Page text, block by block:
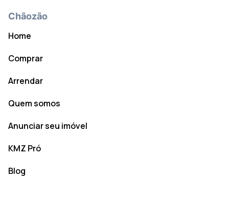
Chãozão
Home
Comprar
Arrendar
Quem somos
Anunciar seu imóvel
KMZ Pró
Blog